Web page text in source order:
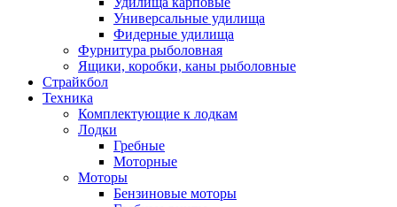
Универсальные удилища
Фидерные удилища
Фурнитура рыболовная
Ящики, коробки, каны рыболовные
Страйкбол
Техника
Комплектующие к лодкам
Лодки
Гребные
Моторные
Моторы
Бензиновые моторы